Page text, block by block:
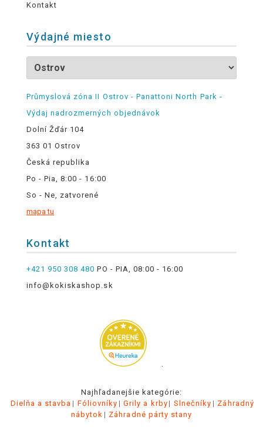
Kontakt
Výdajné miesto
Průmyslová zóna II Ostrov - Panattoni North Park -
Výdaj nadrozmerných objednávok
Dolní Žďár 104
363 01 Ostrov
Česká republika
Po - Pia, 8:00 - 16:00
So - Ne, zatvorené
mapa tu
Kontakt
+421 950 308 480 PO - PIA, 08:00 - 16:00
info@kokiskashop.sk
.
Najhľadanejšie kategórie:
Dielňa a stavba
Fóliovníky Grily a krby Slnečníky
Záhradný
nábytok
Záhradné párty stany